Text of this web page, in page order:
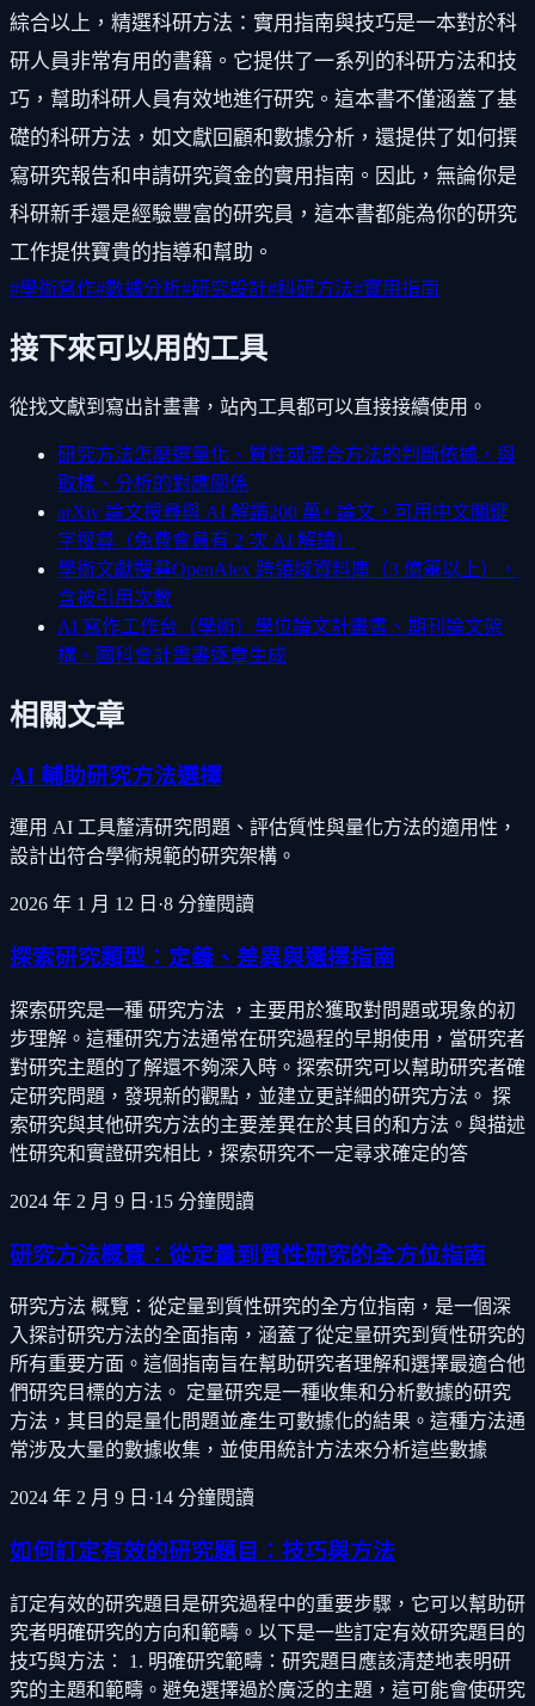
綜合以上，精選科研方法：實用指南與技巧是一本對於科
研人員非常有用的書籍。它提供了一系列的科研方法和技
巧，幫助科研人員有效地進行研究。這本書不僅涵蓋了基
礎的科研方法，如文獻回顧和數據分析，還提供了如何撰
寫研究報告和申請研究資金的實用指南。因此，無論你是
科研新手還是經驗豐富的研究員，這本書都能為你的研究
工作提供寶貴的指導和幫助。
#學術寫作#數據分析#研究設計#科研方法#實用指南
接下來可以用的工具
從找文獻到寫出計畫書，站內工具都可以直接接續使用。
研究方法怎麼選量化、質性或混合方法的判斷依據，與
取樣、分析的對應關係
arXiv 論文搜尋與 AI 解讀200 萬+ 論文，可用中文關鍵
字搜尋（免費會員有 2 次 AI 解讀）
學術文獻搜尋OpenAlex 跨領域資料庫（3 億筆以上），
含被引用次數
AI 寫作工作台（學術） 學位論文計畫書、期刊論文架
構、國科會計畫書逐章生成
相關文章
AI 輔助研究方法選擇
運用 AI 工具釐清研究問題、評估質性與量化方法的適用性，
設計出符合學術規範的研究架構。
2026 年 1 月 12 日 ·8 分鐘閱讀
探索研究類型：定義、差異與選擇指南
探索研究是一種 研究方法 ，主要用於獲取對問題或現象的初
步理解。這種研究方法通常在研究過程的早期使用，當研究者
對研究主題的了解還不夠深入時。探索研究可以幫助研究者確
定研究問題，發現新的觀點，並建立更詳細的研究方法。 探
索研究與其他研究方法的主要差異在於其目的和方法。與描述
性研究和實證研究相比，探索研究不一定尋求確定的答
2024 年 2 月 9 日 ·15 分鐘閱讀
研究方法概覽：從定量到質性研究的全方位指南
研究方法 概覽：從定量到質性研究的全方位指南，是一個深
入探討研究方法的全面指南，涵蓋了從定量研究到質性研究的
所有重要方面。這個指南旨在幫助研究者理解和選擇最適合他
們研究目標的方法。 定量研究是一種收集和分析數據的研究
方法，其目的是量化問題並產生可數據化的結果。這種方法通
常涉及大量的數據收集，並使用統計方法來分析這些數據
2024 年 2 月 9 日 ·14 分鐘閱讀
如何訂定有效的研究題目：技巧與方法
訂定有效的研究題目是研究過程中的重要步驟，它可以幫助研
究者明確研究的方向和範疇。以下是一些訂定有效研究題目的
技巧與方法： 1. 明確研究範疇：研究題目應該清楚地表明研
究的主題和範疇。避免選擇過於廣泛的主題，這可能會使研究